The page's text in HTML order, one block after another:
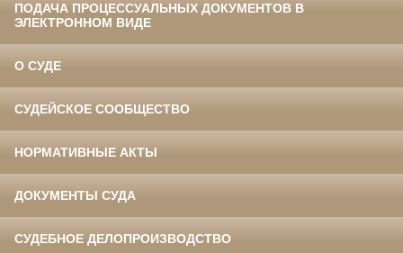
ПОДАЧА ПРОЦЕССУАЛЬНЫХ ДОКУМЕНТОВ В
ЭЛЕКТРОННОМ ВИДЕ
О СУДЕ
СУДЕЙСКОЕ СООБЩЕСТВО
НОРМАТИВНЫЕ АКТЫ
ДОКУМЕНТЫ СУДА
СУДЕБНОЕ ДЕЛОПРОИЗВОДСТВО